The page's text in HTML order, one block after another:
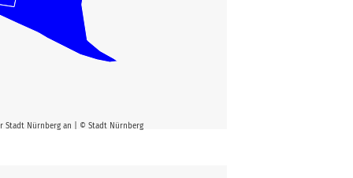
Stadt Nürnberg an | © Stadt Nürnberg